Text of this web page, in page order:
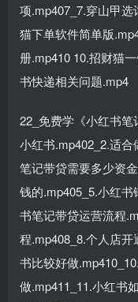
项.mp407_7.穿山甲
猫下单软件简单版
册.mp410 10.招财猫
书快递相关问题.mp4
22_免费学《小红书
小红书.mp402_2.适
笔记带贷需要多少资
钱的.mp405_5.小红
书笔记带贷运营流程
程.mp408_8.个人店
书比较好做
做.mp411_11.小红书